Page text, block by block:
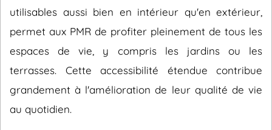
utilisables aussi bien en intérieur qu'en extérieur,
permet aux PMR de profiter pleinement de tous les
espaces de vie, y compris les jardins ou les
terrasses. Cette accessibilité étendue contribue
grandement à l'amélioration de leur qualité de vie
au quotidien.